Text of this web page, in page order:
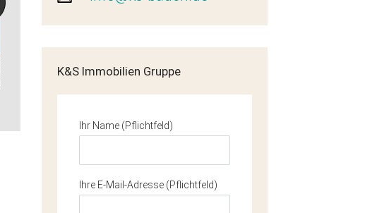
Grundriss_H3-1OG-WE07.jpg
K&S Immobilien Gruppe
Ihr Name (Pflichtfeld)
Ihre E-Mail-Adresse (Pflichtfeld)